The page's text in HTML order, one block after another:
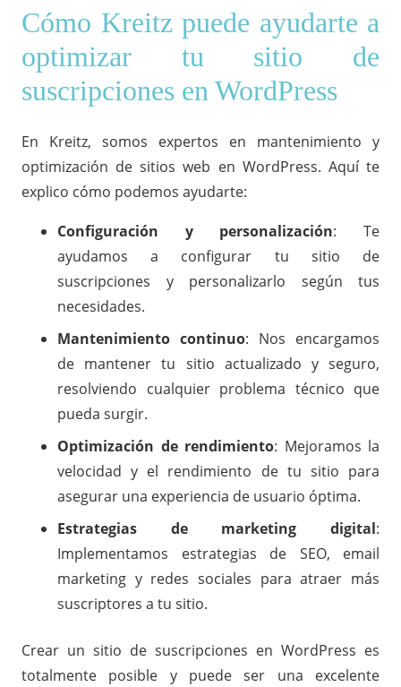
Cómo Kreitz puede ayudarte a
optimizar tu sitio de
suscripciones en WordPress
En Kreitz, somos expertos en mantenimiento y
optimización de sitios web en WordPress. Aquí te
explico cómo podemos ayudarte:
Configuración y personalización: Te
ayudamos a configurar tu sitio de
suscripciones y personalizarlo según tus
necesidades.
Mantenimiento continuo: Nos encargamos
de mantener tu sitio actualizado y seguro,
resolviendo cualquier problema técnico que
pueda surgir.
Optimización de rendimiento: Mejoramos la
velocidad y el rendimiento de tu sitio para
asegurar una experiencia de usuario óptima.
Estrategias de marketing digital:
Implementamos estrategias de SEO, email
marketing y redes sociales para atraer más
suscriptores a tu sitio.
Crear un sitio de suscripciones en WordPress es
totalmente posible y puede ser una excelente